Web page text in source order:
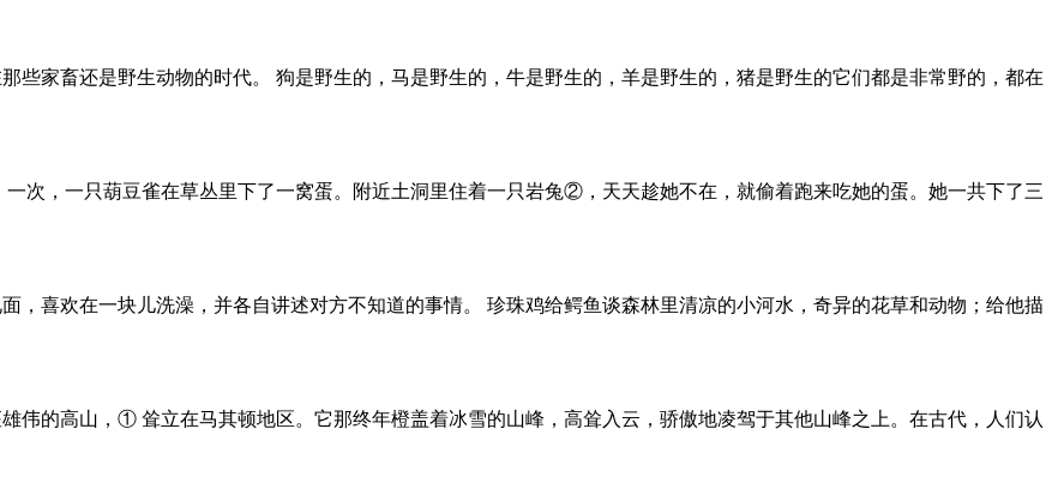
些家畜还是野生动物的时代。 狗是野生的，马是野生的，牛是野生的，羊是野生的，猪是野生的它们都是非常野的，都在
次，一只葫豆雀在草丛里下了一窝蛋。附近土洞里住着一只岩兔②，天天趁她不在，就偷着跑来吃她的蛋。她一共下了三
，喜欢在一块儿洗澡，并各自讲述对方不知道的事情。 珍珠鸡给鳄鱼谈森林里清凉的小河水，奇异的花草和动物；给他描
伟的高山，① 耸立在马其顿地区。它那终年橙盖着冰雪的山峰，高耸入云，骄傲地凌驾于其他山峰之上。在古代，人们认